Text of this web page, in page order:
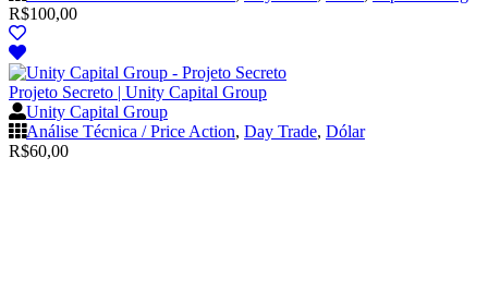
R$100,00
Projeto Secreto | Unity Capital Group
Unity Capital Group
Análise Técnica / Price Action, Day Trade, Dólar
R$60,00